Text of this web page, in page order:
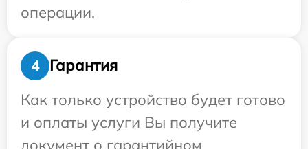
операции.
4
Гарантия
Как только устройство будет готово
и оплаты услуги Вы получите
документ о гарантийном